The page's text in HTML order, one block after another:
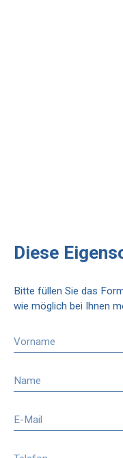
Diese
Bitte füllen Sie das
wie möglich bei Ihnen
Vorname
Name
E-Mail